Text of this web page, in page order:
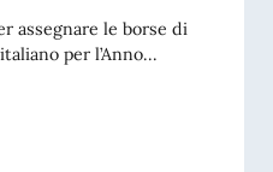
assegnare le borse di
per l’Anno...
dal Governo italiano in favore di